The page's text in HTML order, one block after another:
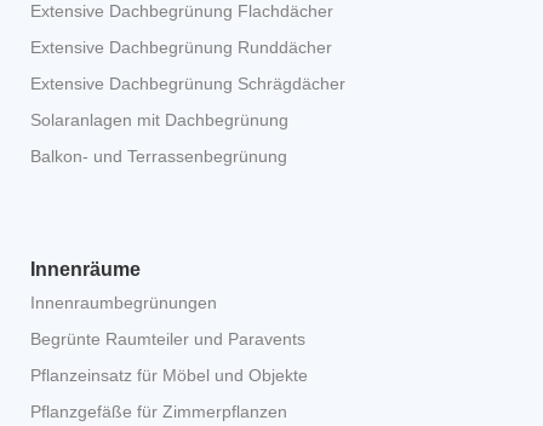
Extensive Dachbegrünung Flachdächer
Extensive Dachbegrünung Runddächer
Extensive Dachbegrünung Schrägdächer
Solaranlagen mit Dachbegrünung
Balkon- und Terrassenbegrünung
Innenräume
Innenraumbegrünungen
Begrünte Raumteiler und Paravents
Pflanzeinsatz für Möbel und Objekte
Pflanzgefäße für Zimmerpflanzen